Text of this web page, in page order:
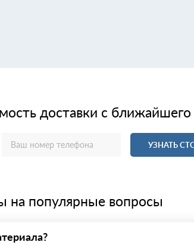
доставки с ближайшего
УЗНАТЬ
на популярные вопросы